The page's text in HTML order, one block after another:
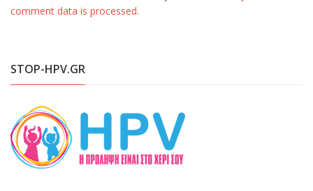
comment data is processed.
STOP-HPV.GR